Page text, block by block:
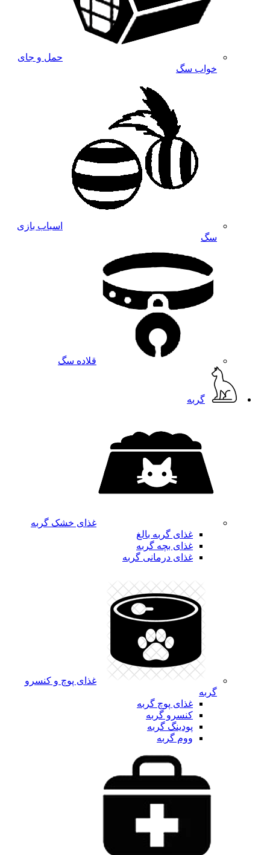
حمل و جای
خواب سگ
اسباب بازی
سگ
قلاده سگ
گربه
غذای خشک گربه
غذای گربه بالغ
غذای بچه گربه
غذای درمانی گربه
غذای پوچ و کنسرو
گربه
غذای پوچ گربه
کنسرو گربه
پودینگ گربه
ووم گربه